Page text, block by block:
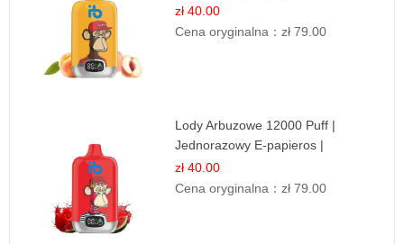
Owocowy Smak
zł 40.00
Cena oryginalna：zł 79.00
Lody Arbuzowe 12000 Puff |
Jednorazowy E-papieros |
Deserowy Smak
zł 40.00
Cena oryginalna：zł 79.00